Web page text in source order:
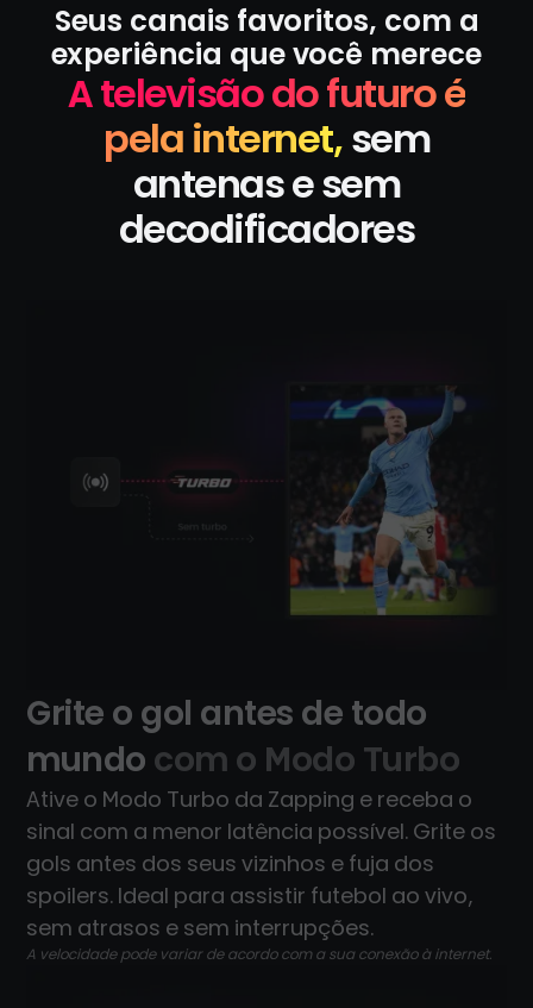
Seus canais favoritos, com a
experiência que você merece
A televisão do futuro é
pela internet,sem
antenas e sem
decodificadores
Grite o gol antes de todo
mundo com o Modo Turbo
Ative o Modo Turbo da Zapping e receba o
sinal com a menor latência possível. Grite os
gols antes dos seus vizinhos e fuja dos
spoilers. Ideal para assistir futebol ao vivo,
sem atrasos e sem interrupções.
A velocidade pode variar de acordo com a sua conexão à internet.